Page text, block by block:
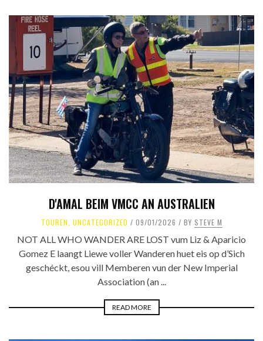
D'AMAL BEIM VMCC AN AUSTRALIEN
TOUREN UNCATEGORIZED 09/01/2026 BY STEVE M
NOT ALL WHO WANDER ARE LOST vum Liz & Aparicio
Gomez E laangt Liewe voller Wanderen huet eis op d’Sich
geschéckt, esou vill Memberen vun der New Imperial
Association (an ...
READ MORE